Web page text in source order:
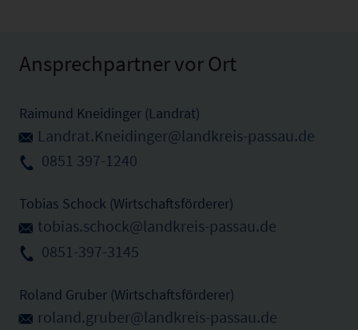
Ansprechpartner vor Ort
Raimund Kneidinger (Landrat)
Landrat.Kneidinger@landkreis-passau.de
0851 397-1240
Tobias Schock (Wirtschaftsförderer)
tobias.schock@landkreis-passau.de
0851-397-3145
Roland Gruber (Wirtschaftsförderer)
roland.gruber@landkreis-passau.de